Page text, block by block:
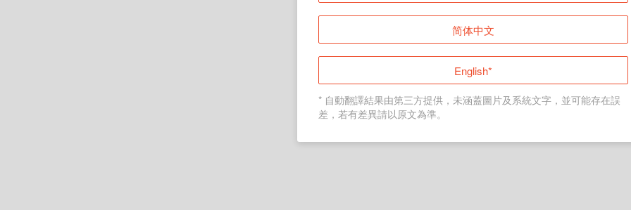
返回首頁
简体中文
English*
* 自動翻譯結果由第三方提供，未涵蓋圖片及系統文字，並可能存在誤
差，若有差異請以原文為準。